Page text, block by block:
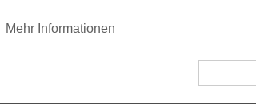
Mehr Informationen
Kostenlos registrieren